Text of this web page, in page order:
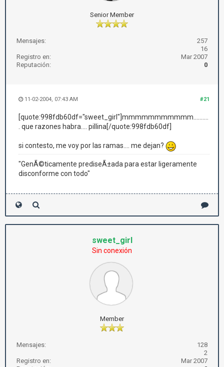
Senior Member
Mensajes:
257
16
Registro en:
Mar 2007
Reputación:
0
#21
11-02-2004, 07:43 AM
[quote:998fdb60df="sweet_girl"]mmmmmmmmmmm..........
. que razones habra.... pillina[/quote:998fdb60df]
si contesto, me voy por las ramas.... me dejan?
"GenÃ©ticamente prediseÃ±ada para estar ligeramente
disconforme con todo"
sweet_girl
Sin conexión
Member
Mensajes:
128
2
Registro en:
Mar 2007